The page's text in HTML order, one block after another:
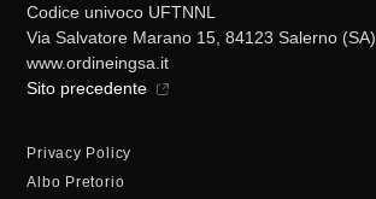
Codice univoco UFTNNL
Via Salvatore Marano 15, 84123 Salerno (SA)
www.ordineingsa.it
Sito precedente
Privacy Policy
Albo Pretorio